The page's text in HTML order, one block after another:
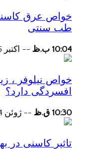
خواص عرق
طب سنتی
10:04 ب.ظ -- اکتبر 5, 2022
خواص نیلوفر ،
افسردگی دارد؟
10:30 ق.ظ -- ژوئن 4, 2019
تاثیر کاسنی در